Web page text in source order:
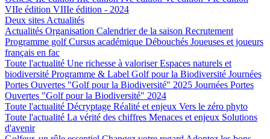
VIIe édition VIIIe édition - 2024
Deux sites Actualités
Actualités Organisation Calendrier de la saison Recrutement
Programme golfCursus académique Débouchés Joueuses et joueurs
français en fac
Toute l'actualité Une richesse à valoriserEspaces naturels et
biodiversité Programme & Label Golf pour la Biodiversité Journées
Portes Ouvertes "Golf pour la Biodiversité" 2025 Journées Portes
Ouvertes "Golf pour la Biodiversité" 2024
Toute l'actualité Décryptage Réalité et enjeux Vers le zéro phyto
Toute l'actualité La vérité des chiffres Menaces et enjeux Solutions
d'avenir